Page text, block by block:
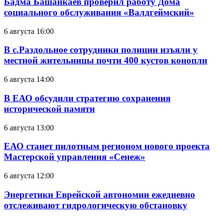
социального обслуживания «Валдгеймский»
6 августа 16:00
В с.Раздольное сотрудники полиции изъяли у
местной жительницы почти 400 кустов конопли
6 августа 14:00
В ЕАО обсудили стратегию сохранения
исторической памяти
6 августа 13:00
ЕАО станет пилотным регионом нового проекта
Мастерской управления «Сенеж»
6 августа 12:00
Энергетики Еврейской автономии ежедневно
отслеживают гидрологическую обстановку